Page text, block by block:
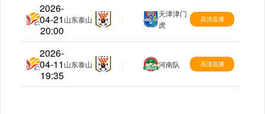
2026-
04-21
20:00
中超
山东泰山 :
天津津门
虎
高清直播
2026-
04-11
19:35
中超
山东泰山 : 河南队 高清直播